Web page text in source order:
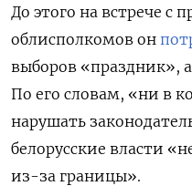
До этого на встрече с
облисполкомов он
выборов «праздник»,
По его словам, «ни в
нарушать
белорусские власти
из-за границы».